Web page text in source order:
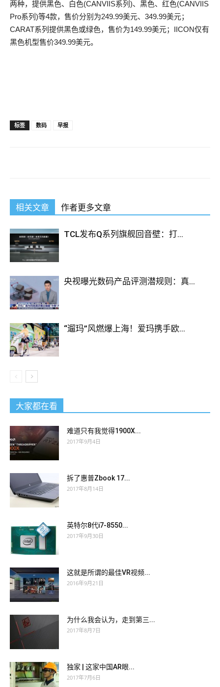
两种，提供黑色、白色(CANVIIS系列)、黑色、红色(CANVIIS
Pro系列)等4款，售价分别为249.99美元、349.99美元；
CARAT系列提供黑色或绿色，售价为149.99美元；IICON仅有
黑色机型售价349.99美元。
标签 数码 早报
相关文章 作者更多文章
TCL发布Q系列旗舰回音壁：打...
央视曝光数码产品评测潜规则：真...
“遛玛”风燃爆上海！爱玛携手欧...
大家都在看
难道只有我觉得1900X...
2017年9月4日
拆了惠普Zbook 17...
2017年8月14日
英特尔8代i7-8550...
2017年9月30日
这就是所谓的最佳VR视频...
2016年9月21日
为什么我会认为，走到第三...
2017年8月7日
独家 | 这家中国AR眼...
2017年7月6日